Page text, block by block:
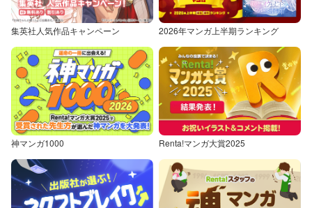
集英社人気作品キャンペーン 2026年マンガ上半期ランキング
神マンガ1000 Renta!マンガ大賞2025